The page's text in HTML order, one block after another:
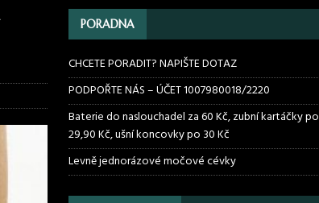
PORADNA
CHCETE PORADIT? NAPIŠTE DOTAZ
PODPOŘTE NÁS – ÚČET 1007980018/2220
Baterie do naslouchadel za 60 Kč, zubní kartáčky po
29,90 Kč, ušní koncovky po 30 Kč
Levně jednorázové močové cévky